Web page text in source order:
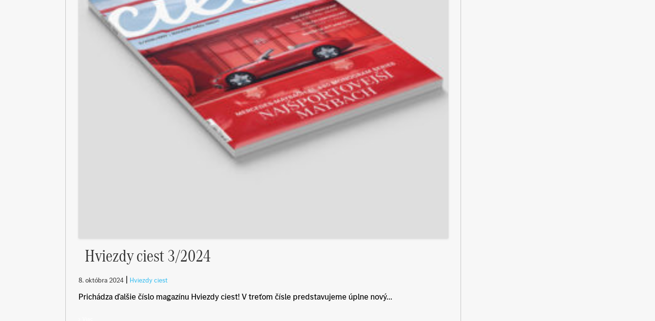
Hviezdy ciest 3/2024
8. októbra 2024 | Hviezdy ciest
Prichádza ďalšie číslo magazínu Hviezdy ciest! V treťom čísle predstavujeme úplne nový...